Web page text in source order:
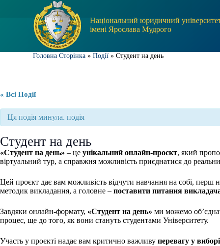
т
м
с
т
Національний юридичний
імені Ярослава Мудрого
Головна Сторінка »Події »Студент на день
« Всі Події
Ця подія минула. подія
Студент на день
«Студент на день» – це унікальний онлайн-проєкт, який
віртуальний тур, а справжня можливість приєднатися до
Цей проєкт дає вам можливість відчути навчання на собі, перш
методик викладання, а головне – поставити питання
Завдяки онлайн-формату, «Студент на день» ми можемо
процес, ще до того, як вони стануть студентами Університету.
Участь у проєкті надає вам критично важливу перевагу у виборі